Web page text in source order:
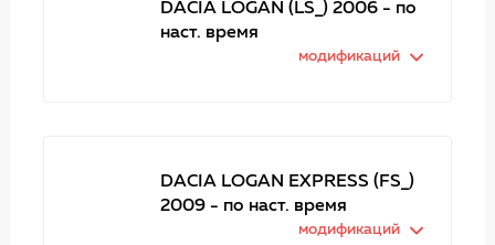
DACIA LOGAN (LS_) 2006 - по
наст. время
модификаций
DACIA LOGAN EXPRESS (FS_)
2009 - по наст. время
модификаций